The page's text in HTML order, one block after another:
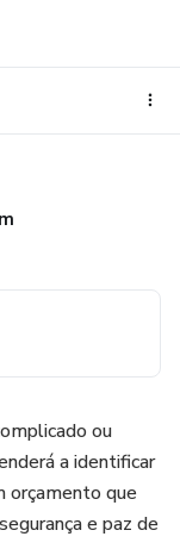
ou
a identificar
orçamento que
e paz de